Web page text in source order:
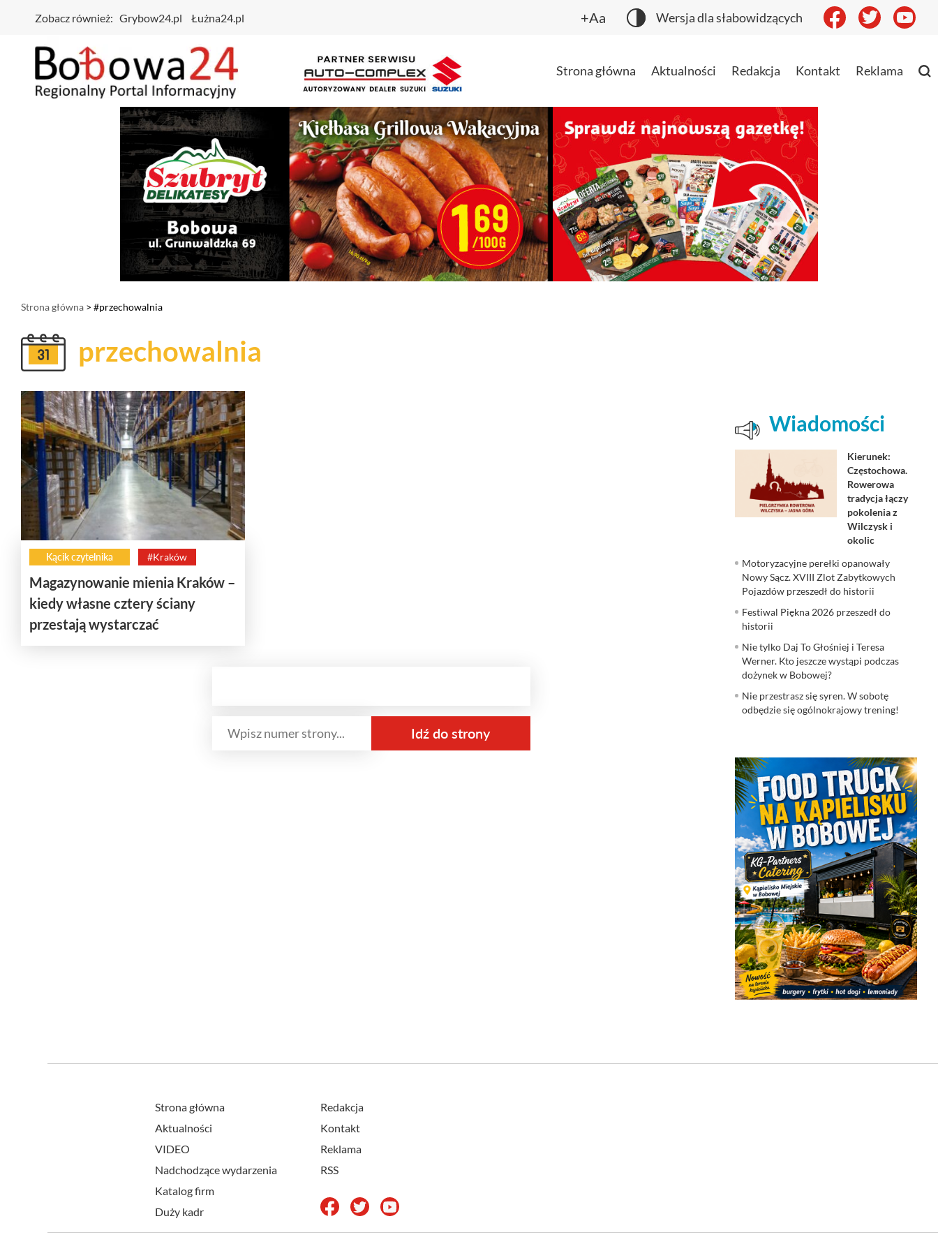
Zobacz również: Grybow24.pl Łużna24.pl +Aa Wersja dla słabowidzących
Strona główna Aktualności Redakcja Kontakt Reklama
Strona główna > #przechowalnia
przechowalnia
Kącik czytelnika #Kraków
Magazynowanie mienia Kraków –
kiedy własne cztery ściany
przestają wystarczać
Wiadomości
Kierunek:
Częstochowa.
Rowerowa
tradycja łączy
pokolenia z
Wilczysk i
okolic
Motoryzacyjne perełki opanowały
Nowy Sącz. XVIII Zlot Zabytkowych
Pojazdów przeszedł do historii
Festiwal Piękna 2026 przeszedł do
historii
Nie tylko Daj To Głośniej i Teresa
Werner. Kto jeszcze wystąpi podczas
dożynek w Bobowej?
Nie przestrasz się syren. W sobotę
odbędzie się ogólnokrajowy trening!
Strona główna
Aktualności
VIDEO
Nadchodzące wydarzenia
Katalog firm
Duży kadr
Redakcja
Kontakt
Reklama
RSS